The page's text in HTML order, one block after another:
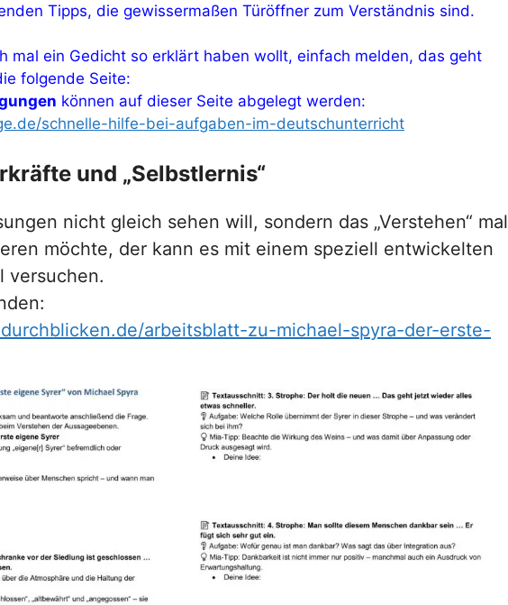
Tipps, die gewissermaßen Türöffner zum Verständnis sind.
mal ein Gedicht so erklärt haben wollt, einfach melden, das geht
folgende Seite:
können auf dieser Seite abgelegt werden:
schnelle-hilfe-bei-aufgaben-im-deutschunterricht
und „Selbstlernis“
nicht gleich sehen will, sondern das „Verstehen“ mal
möchte, der kann es mit einem speziell entwickelten
versuchen.
arbeitsblatt-zu-michael-spyra-der-erste-